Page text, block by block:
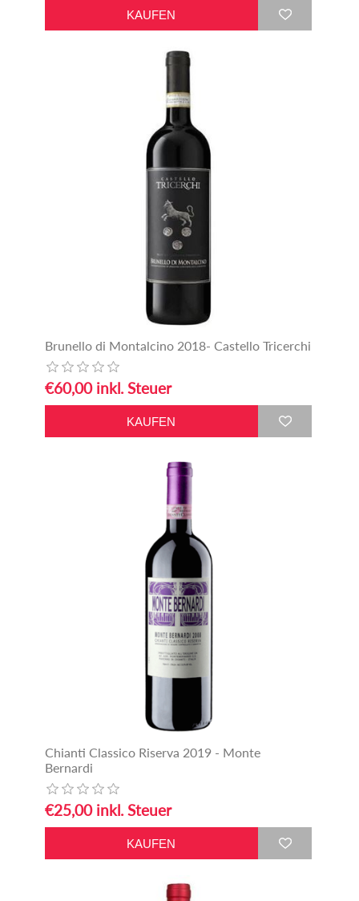
Brunello di Montalcino 2018- Castello Tricerchi
€60,00 inkl. Steuer
Chianti Classico Riserva 2019 - Monte
Bernardi
€25,00 inkl. Steuer